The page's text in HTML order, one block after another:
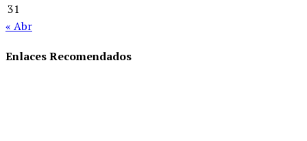
31
« Abr
Enlaces Recomendados